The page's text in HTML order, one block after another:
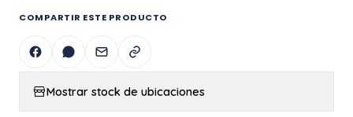
COMPARTIR ESTE PRODUCTO
Mostrar stock de ubicaciones